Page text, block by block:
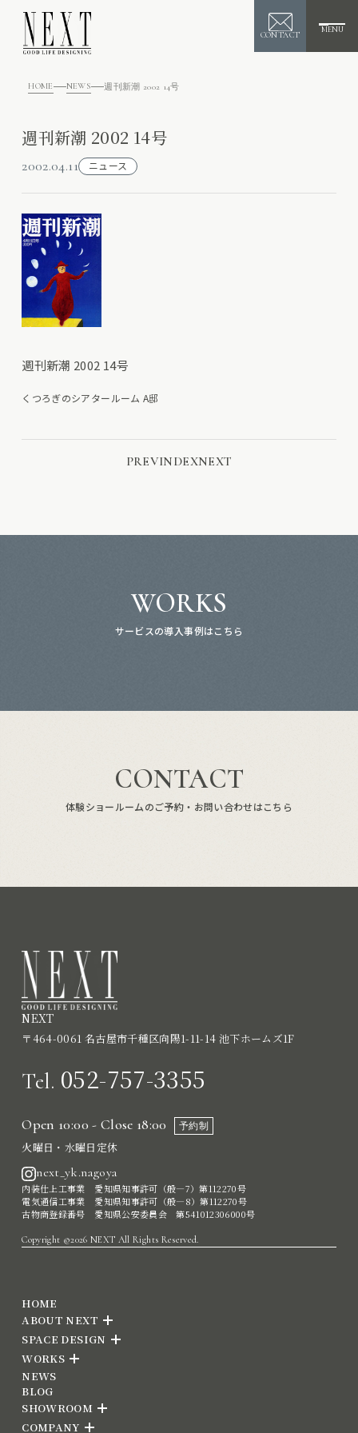
CONTACT
MENU
HOME NEWS 週刊新潮 2002 14号
週刊新潮 2002 14号
2002.04.11 ニュース
週刊新潮 2002 14号
くつろぎのシアタールーム A邸
PREVINDEXNEXT
WORKS
サービスの導入事例はこちら
CONTACT
体験ショールームのご予約・お問い合わせはこちら
NEXT
〒464-0061 名古屋市千種区向陽1-11-14 池下ホームズ1F
Tel. 052-757-3355
Open 10:00 - Close 18:00 予約制
火曜日・水曜日定休
next_yk.nagoya
内装仕上工事業 愛知県知事許可（般―7）第112270号
電気通信工事業 愛知県知事許可（般―8）第112270号
古物商登録番号 愛知県公安委員会 第541012306000号
Copyright ©2026 NEXT All Rights Reserved.
HOME
ABOUT NEXT
SPACE DESIGN
WORKS
NEWS
BLOG
SHOWROOM
COMPANY